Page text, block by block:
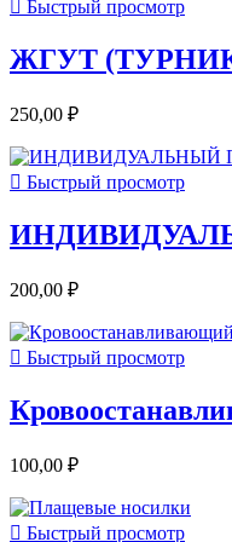
Быстрый просмотр
ЖГУТ
250,00 ₽
 Быстрый просмотр
200,00 ₽
 Быстрый просмотр
100,00 ₽
 Быстрый просмотр